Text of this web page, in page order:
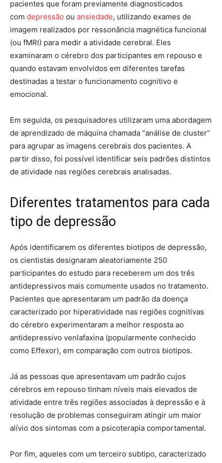
pacientes que foram previamente diagnosticados
com depressão ou ansiedade, utilizando exames de
imagem realizados por ressonância magnética funcional
(ou fMRI) para medir a atividade cerebral. Eles
examinaram o cérebro dos participantes em repouso e
quando estavam envolvidos em diferentes tarefas
destinadas a testar o funcionamento cognitivo e
emocional.
Em seguida, os pesquisadores utilizaram uma abordagem
de aprendizado de máquina chamada “análise de cluster”
para agrupar as imagens cerebrais dos pacientes. A
partir disso, foi possível identificar seis padrões distintos
de atividade nas regiões cerebrais analisadas.
Diferentes tratamentos para cada
tipo de depressão
Após identificarem os diferentes biotipos de depressão,
os cientistas designaram aleatoriamente 250
participantes do estudo para receberem um dos três
antidepressivos mais comumente usados no tratamento.
Pacientes que apresentaram um padrão da doença
caracterizado por hiperatividade nas regiões cognitivas
do cérebro experimentaram a melhor resposta ao
antidepressivo venlafaxina (popularmente conhecido
como Effexor), em comparação com outros biotipos.
Já as pessoas que apresentavam um padrão cujos
cérebros em repouso tinham níveis mais elevados de
atividade entre três regiões associadas à depressão e à
resolução de problemas conseguiram atingir um maior
alívio dos sintomas com a psicoterapia comportamental.
Por fim, aqueles com um terceiro subtipo, caracterizado